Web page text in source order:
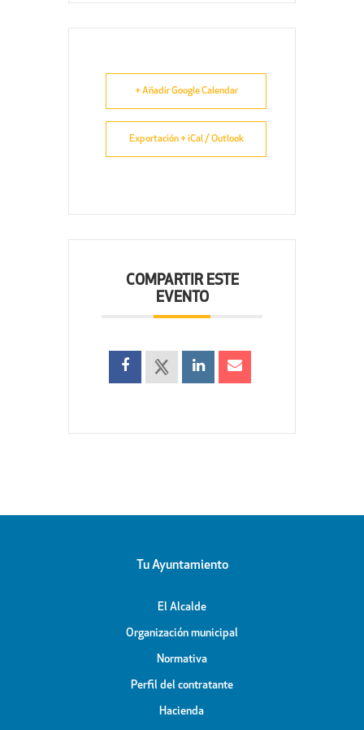
+ Añadir Google Calendar
Exportación + iCal / Outlook
COMPARTIR ESTE
EVENTO
Tu Ayuntamiento
El Alcalde
Organización municipal
Normativa
Perfil del contratante
Hacienda